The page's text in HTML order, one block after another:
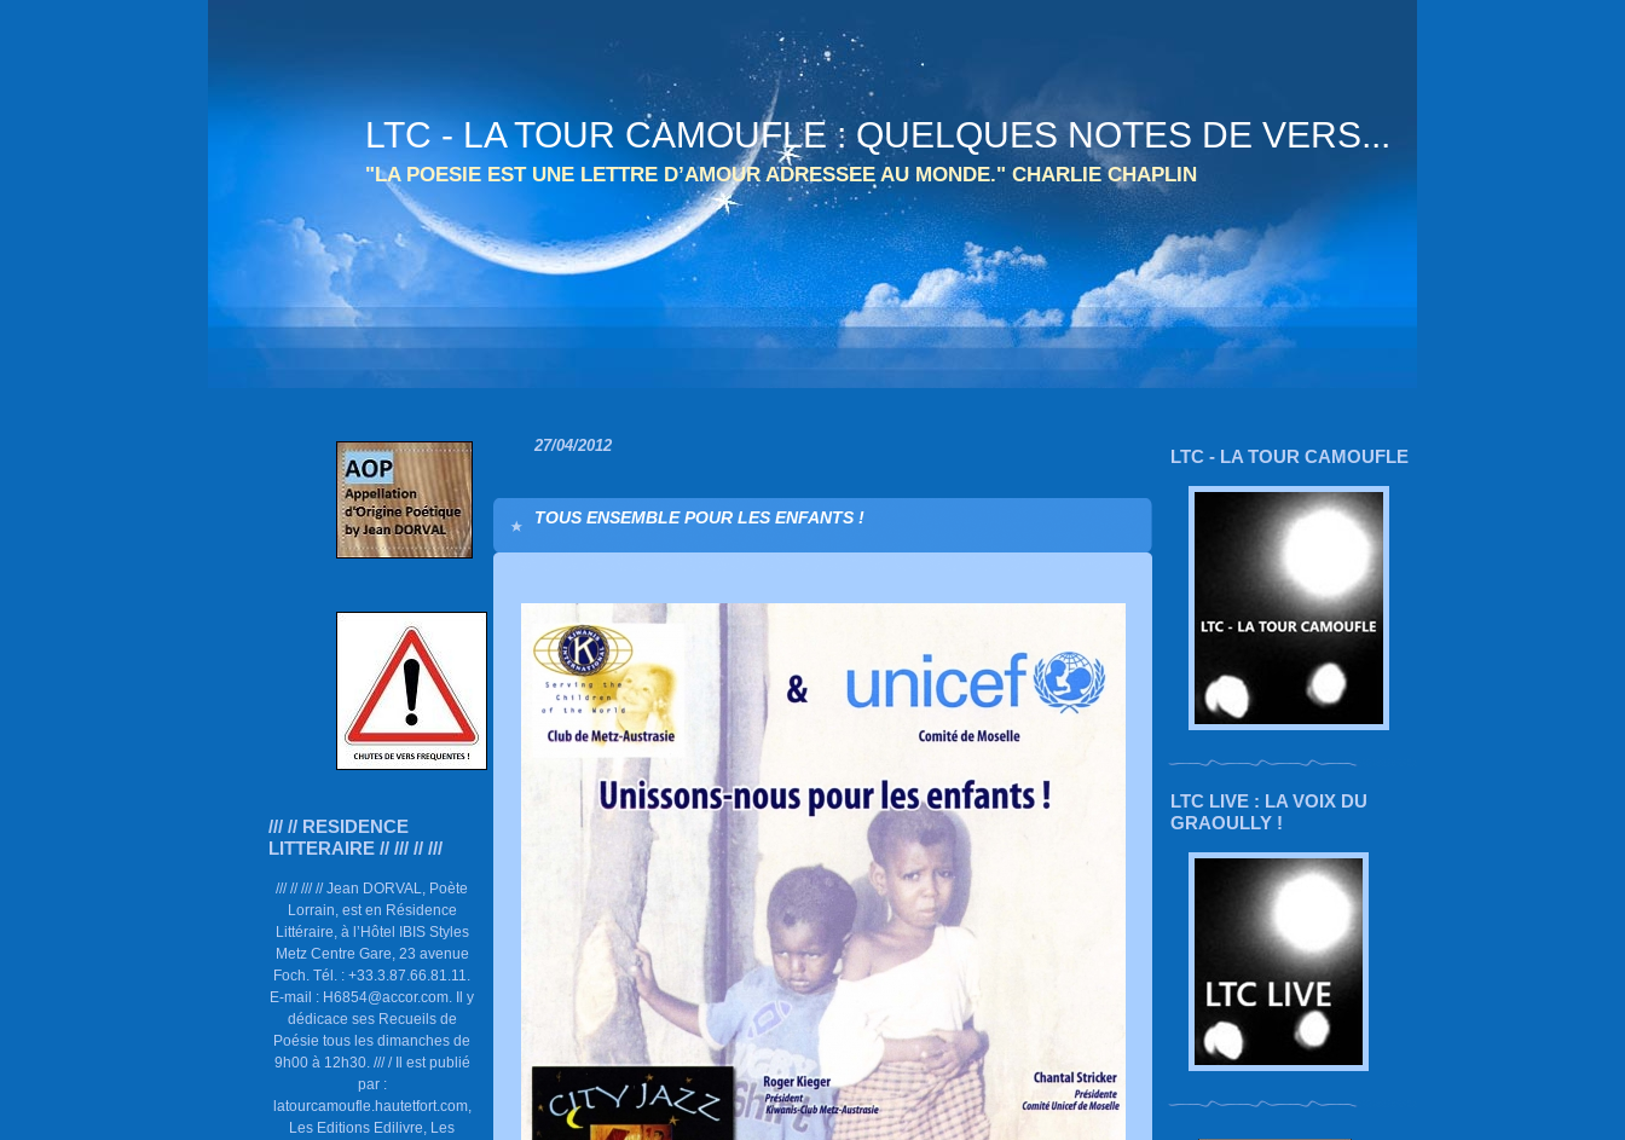
LTC - LA TOUR CAMOUFLE : QUELQUES NOTES DE VERS...
"LA POESIE EST UNE LETTRE D’AMOUR ADRESSEE AU MONDE." CHARLIE CHAPLIN
/// // RESIDENCE
LITTERAIRE // /// // ///
/// // /// // Jean DORVAL, Poète
Lorrain, est en Résidence
Littéraire, à l’Hôtel IBIS Styles
Metz Centre Gare, 23 avenue
Foch. Tél. : +33.3.87.66.81.11.
E-mail : H6854@accor.com. Il y
dédicace ses Recueils de
Poésie tous les dimanches de
9h00 à 12h30. /// / Il est publié
par :
latourcamoufle.hautetfort.com,
Les Editions Edilivre, Les
LTC - LA TOUR CAMOUFLE
LTC LIVE : LA VOIX DU
GRAOULLY !
27/04/2012
TOUS ENSEMBLE POUR LES ENFANTS !